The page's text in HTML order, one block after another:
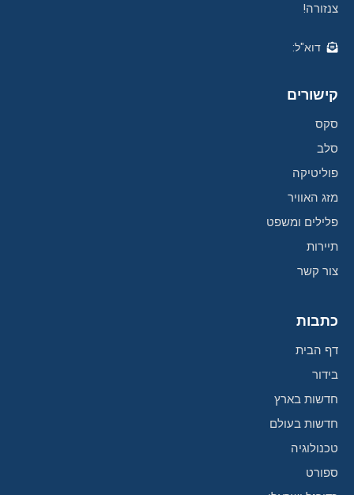
צנזורה!
דוא"ל:
קישורים
סקס
סלב
פוליטיקה
מזג האוויר
פלילים ומשפט
תיירות
צור קשר
כתבות
דף הבית
בידור
חדשות בארץ
חדשות בעולם
טכנולוגיה
ספורט